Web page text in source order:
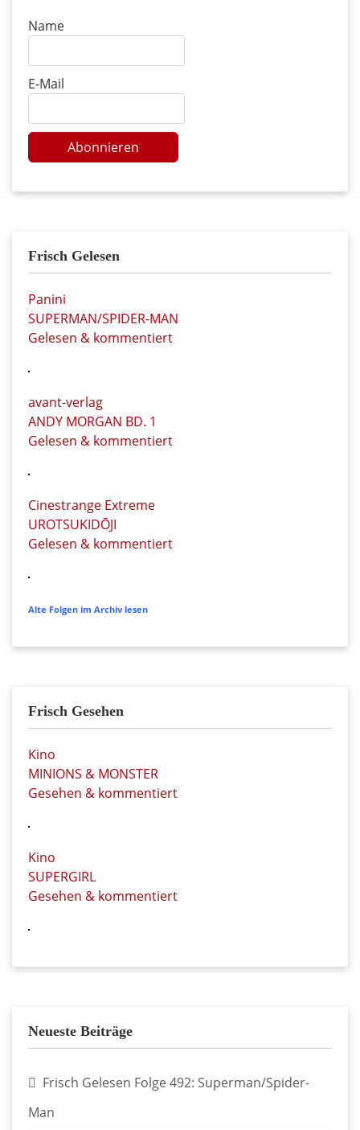
Name
E-Mail
Abonnieren
Frisch Gelesen
Panini
SUPERMAN/SPIDER-MAN
Gelesen & kommentiert
avant-verlag
ANDY MORGAN BD. 1
Gelesen & kommentiert
Cinestrange Extreme
UROTSUKIDŌJI
Gelesen & kommentiert
Alte Folgen im Archiv lesen
Frisch Gesehen
Kino
MINIONS & MONSTER
Gesehen & kommentiert
Kino
SUPERGIRL
Gesehen & kommentiert
Neueste Beiträge
Frisch Gelesen Folge 492: Superman/Spider-
Man